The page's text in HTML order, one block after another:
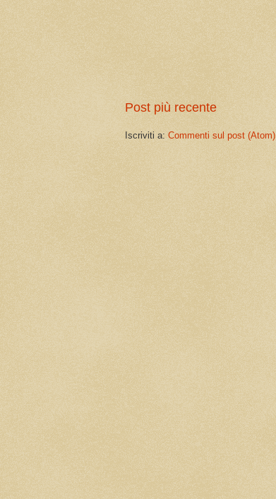
Post più recente
Iscriviti a: Commenti sul post (Atom)